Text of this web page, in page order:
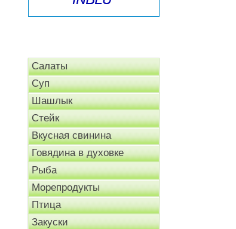
Салаты
Суп
Шашлык
Стейк
Вкусная свинина
Говядина в духовке
Рыба
Морепродукты
Птица
Закуски